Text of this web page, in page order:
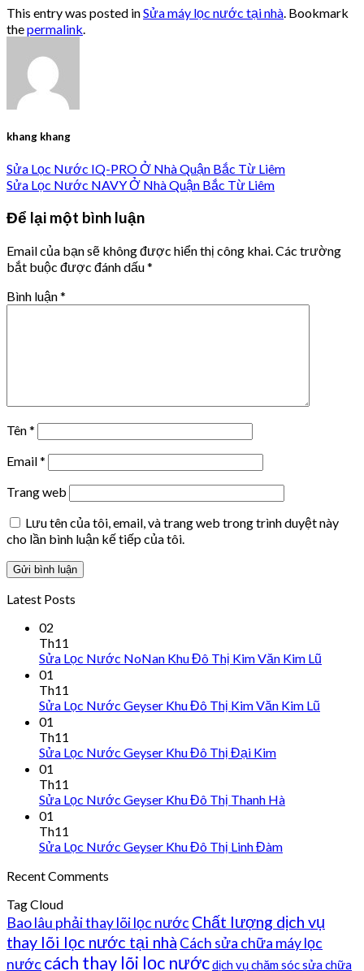
This entry was posted inSửa máy lọc nước tại nhà . Bookmark
thepermalink
khang khang
Sửa Lọc Nước IQ-PRO Ở Nhà Quận Bắc Từ Liêm
Sửa Lọc Nước NAVY Ở Nhà Quận Bắc Từ Liêm
Để lại một bình luận
Email của bạn sẽ không được hiển thị công khai. Các trường
bắt buộc được đánh dấu*
Bình luận*
Tên*
Email*
Trang web
Lưu tên của tôi, email, và trang web trong trình duyệt này
cho lần bình luận kế tiếp của tôi.
Latest Posts
02
Th11
Sửa Lọc Nước NoNan Khu Đô Thị Kim Văn Kim Lũ
01
Th11
Sửa Lọc Nước Geyser Khu Đô Thị Kim Văn Kim Lũ
01
Th11
Sửa Lọc Nước Geyser Khu Đô Thị Đại Kim
01
Th11
Sửa Lọc Nước Geyser Khu Đô Thị Thanh Hà
01
Th11
Sửa Lọc Nước Geyser Khu Đô Thị Linh Đàm
Recent Comments
Tag Cloud
Bao lâu phải thay lõi lọc nước Chất lượng dịch vụ
thay lõi lọc nước tại nhà Cách sửa chữa máy lọc
nước cách thay lõi lọc nướcdịch vụ chăm sóc sửa chữa